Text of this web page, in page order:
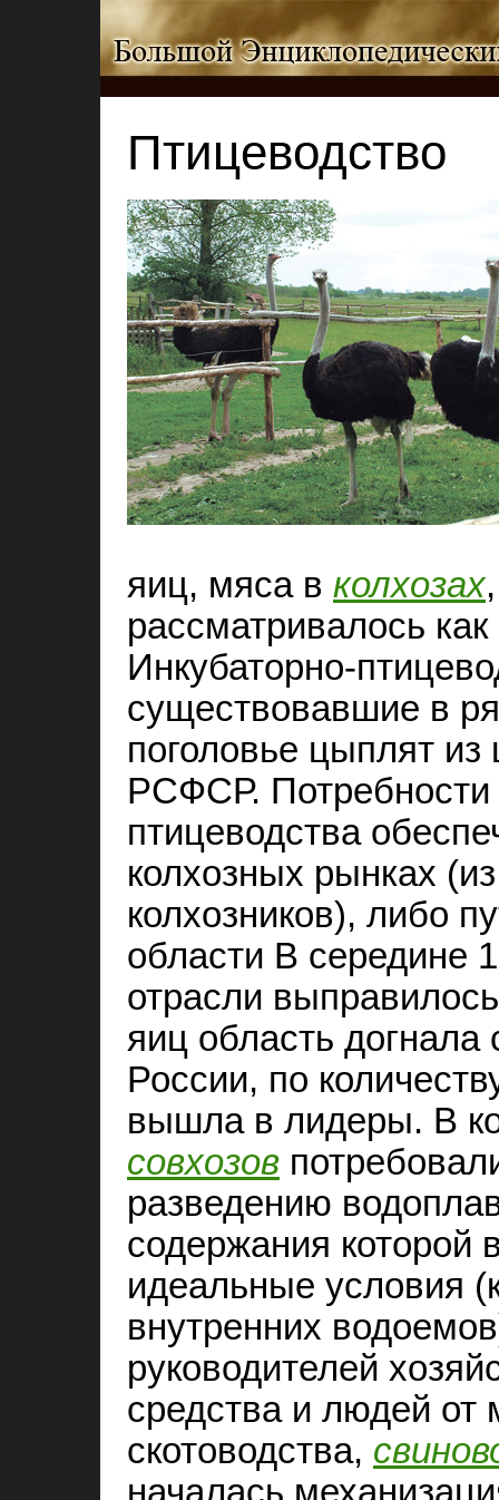
Птицеводство
яиц, мяса в колхозах
рассматривалось
Инкубаторно-
существовавшие в
поголовье цыплят
РСФСР. Потребности
птицеводства
колхозных рынках
колхозников), либо
области В середине
отрасли
яиц область
России, по
вышла в лидеры. В
совхозов
разведению
содержания которой
идеальные условия
внутренних
руководителей
средства и людей от
скотоводства,